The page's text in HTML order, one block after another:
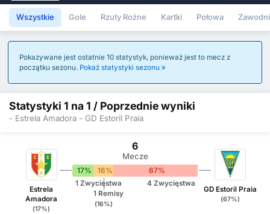
Wszystkie Gole Rzuty Rożne Kartki Połowa
Pokazywane jest ostatnie 10 statystyk, ponieważ jest to mecz z
początku sezonu. Pokaż statystyki sezonu
Statystyki 1 na 1 / Poprzednie wyniki
- Estrela Amadora - GD Estoril Praia
Estrela
Amadora
(17%)
6
Mecze
17% 16% 67%
1 Zwycięstwa
1 Remisy
(16%)
4 Zwycięstwa
GD Estoril Praia
(67%)